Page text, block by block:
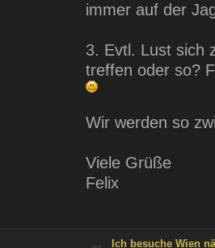
immer auf der
3. Evtl. Lust sich
treffen oder so?
Wir werden so
Viele Grüße
Felix
Ich besuche Wien